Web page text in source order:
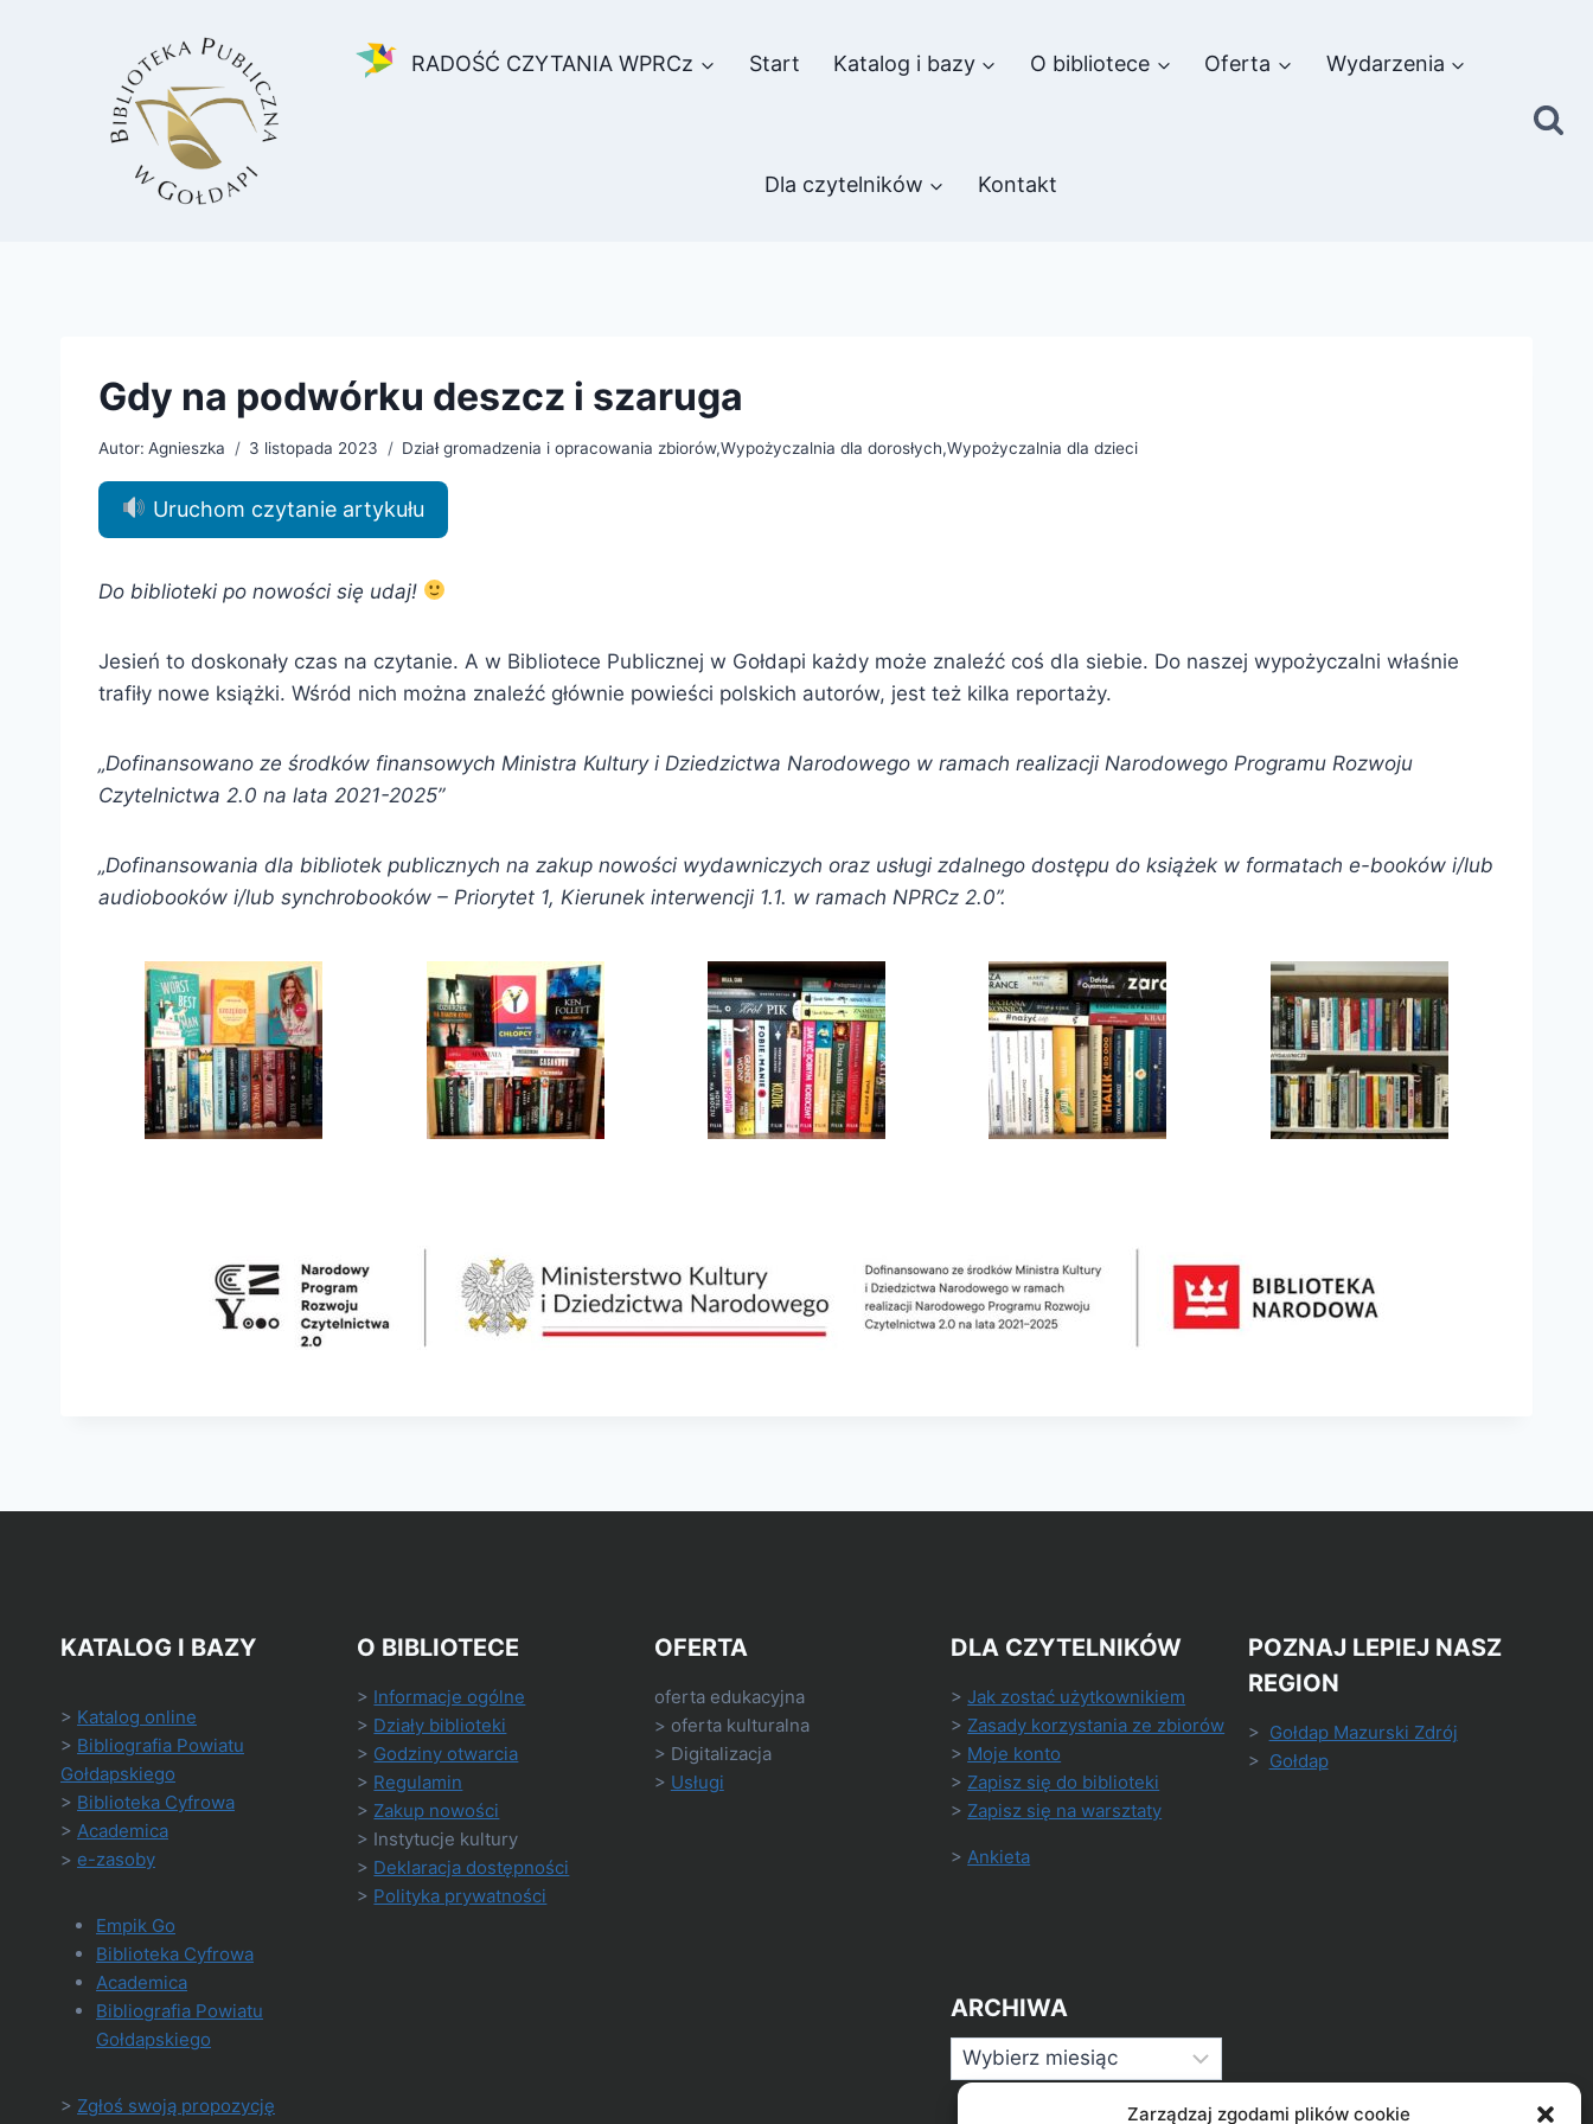
Zarządzaj zgodami plików cookie
RADOŚĆ CZYTANIA WPRCz Start Katalog i bazy O bibliotece Oferta Wydarzenia
Dla czytelników Kontakt
Gdy na podwórku deszcz i szaruga
Autor: Agnieszka 3 listopada 2023 Dział gromadzenia i opracowania zbiorów,Wypożyczalnia dla dorosłych,Wypożyczalnia dla dzieci
Uruchom czytanie artykułu
Do biblioteki po nowości się udaj!
Jesień to doskonały czas na czytanie. A w Bibliotece Publicznej w Gołdapi każdy może znaleźć coś dla siebie. Do naszej wypożyczalni właśnie
trafiły nowe książki. Wśród nich można znaleźć głównie powieści polskich autorów, jest też kilka reportaży.
„Dofinansowano ze środków finansowych Ministra Kultury i Dziedzictwa Narodowego w ramach realizacji Narodowego Programu Rozwoju
Czytelnictwa 2.0 na lata 2021-2025”
„Dofinansowania dla bibliotek publicznych na zakup nowości wydawniczych oraz usługi zdalnego dostępu do książek w formatach e-booków i/lub
audiobooków i/lub synchrobooków – Priorytet 1, Kierunek interwencji 1.1. w ramach NPRCz 2.0”.
KATALOG I BAZY
> Katalog online
> Bibliografia Powiatu
Gołdapskiego
> Biblioteka Cyfrowa
> Academica
> e-zasoby
Empik Go
Biblioteka Cyfrowa
Academica
Bibliografia Powiatu
Gołdapskiego
> Zgłoś swoją propozycję
O BIBLIOTECE
> Informacje ogólne
> Działy biblioteki
> Godziny otwarcia
> Regulamin
> Zakup nowości
> Instytucje kultury
> Deklaracja dostępności
> Polityka prywatności
OFERTA
oferta edukacyjna
> oferta kulturalna
> Digitalizacja
> Usługi
DLA CZYTELNIKÓW
>Jak zostać użytkownikiem
> Zasady korzystania ze zbiorów
> Moje konto
> Zapisz się do biblioteki
> Zapisz się na warsztaty
>Ankieta
ARCHIWA
Archiwa
POZNAJ LEPIEJ NASZ
REGION
> Gołdap Mazurski Zdrój
> Gołdap